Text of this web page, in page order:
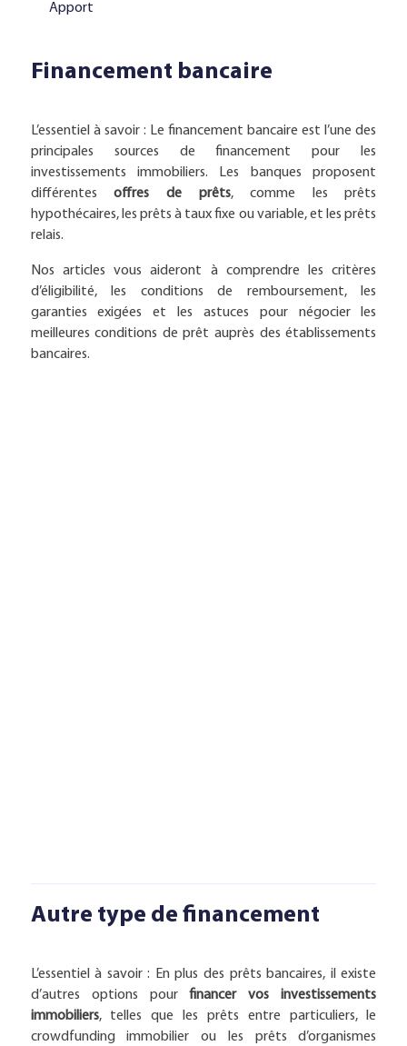
Apport
Financement bancaire
L’essentiel à savoir : Le financement bancaire est l’une des
principales sources de financement pour les
investissements immobiliers. Les banques proposent
différentesoffres de prêts, comme les prêts
hypothécaires, les prêts à taux fixe ou variable, et les prêts
relais.
Nos articles vous aideront à comprendre les critères
d’éligibilité, les conditions de remboursement, les
garanties exigées et les astuces pour négocier les
meilleures conditions de prêt auprès des établissements
bancaires.
Autre type de financement
L’essentiel à savoir : En plus des prêts bancaires, il existe
d’autres options pourfinancer vos investissements
immobiliers, telles que les prêts entre particuliers, le
crowdfunding immobilier ou les prêts d’organismes